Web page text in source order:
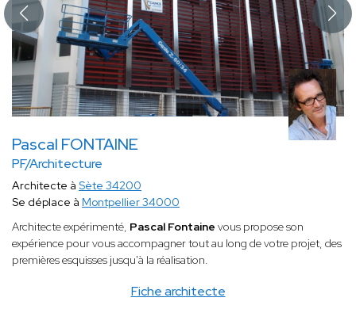
Pascal FONTAINE
PF/Architecture
Fiche architecte
Architecte à Sète 34200
Se déplace à Montpellier 34000
Architecte expérimenté, Pascal Fontaine vous propose son
expérience pour vous accompagner tout au long de votre projet, des
premières esquisses jusqu'à la réalisation.